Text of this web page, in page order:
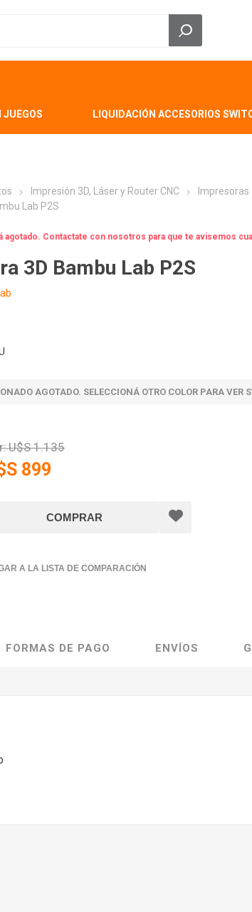
JUEGOS LIQUIDACIÓN ACCESORIOS
Impresión 3D, Láser y Router CNC Impresoras
Lab P2S
agotado. Contactate con nosotros para que te avisemos
3D Bambu Lab P2S
AGOTADO. SELECCIONÁ OTRO COLOR PARA VER
U$S 1.135
899
A LA LISTA DE COMPARACIÓN
FORMAS DE PAGO ENVÍOS